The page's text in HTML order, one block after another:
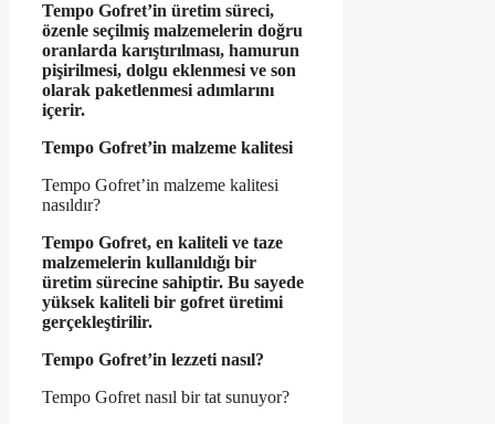
Tempo Gofret’in üretim süreci,
özenle seçilmiş malzemelerin doğru
oranlarda karıştırılması, hamurun
pişirilmesi, dolgu eklenmesi ve son
olarak paketlenmesi adımlarını
içerir.
Tempo Gofret’in malzeme kalitesi
Tempo Gofret’in malzeme kalitesi
nasıldır?
Tempo Gofret, en kaliteli ve taze
malzemelerin kullanıldığı bir
üretim sürecine sahiptir. Bu sayede
yüksek kaliteli bir gofret üretimi
gerçekleştirilir.
Tempo Gofret’in lezzeti nasıl?
Tempo Gofret nasıl bir tat sunuyor?